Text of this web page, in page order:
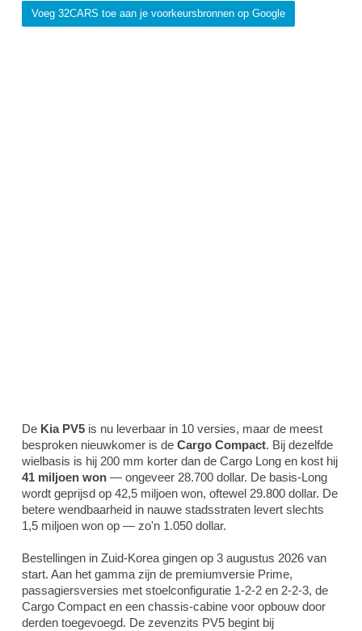
Voeg 32CARS toe aan je voorkeursbronnen op Google
De Kia PV5 is nu leverbaar in 10 versies, maar de meest
besproken nieuwkomer is de Cargo Compact. Bij dezelfde
wielbasis is hij 200 mm korter dan de Cargo Long en kost hij
41 miljoen won — ongeveer 28.700 dollar. De basis-Long
wordt geprijsd op 42,5 miljoen won, oftewel 29.800 dollar. De
betere wendbaarheid in nauwe stadsstraten levert slechts
1,5 miljoen won op — zo'n 1.050 dollar.
Bestellingen in Zuid-Korea gingen op 3 augustus 2026 van
start. Aan het gamma zijn de premiumversie Prime,
passagiersversies met stoelconfiguratie 1-2-2 en 2-2-3, de
Cargo Compact en een chassis-cabine voor opbouw door
derden toegevoegd. De zevenzits PV5 begint bij